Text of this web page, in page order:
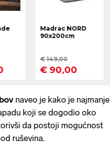
naveo je kako je najmanje
koji se dogodio oko
da postoji mogućnost
ruševina.